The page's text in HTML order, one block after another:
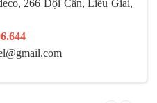
266 Đội Cấn, Liễu Giai,